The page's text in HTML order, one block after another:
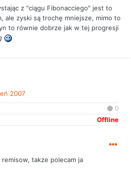
z "ciągu Fibonacciego" jest to
ale zyski są trochę mniejsze, mimo to
to równie dobrze jak w tej progresji
2007
0
Offline
takze polecam ja